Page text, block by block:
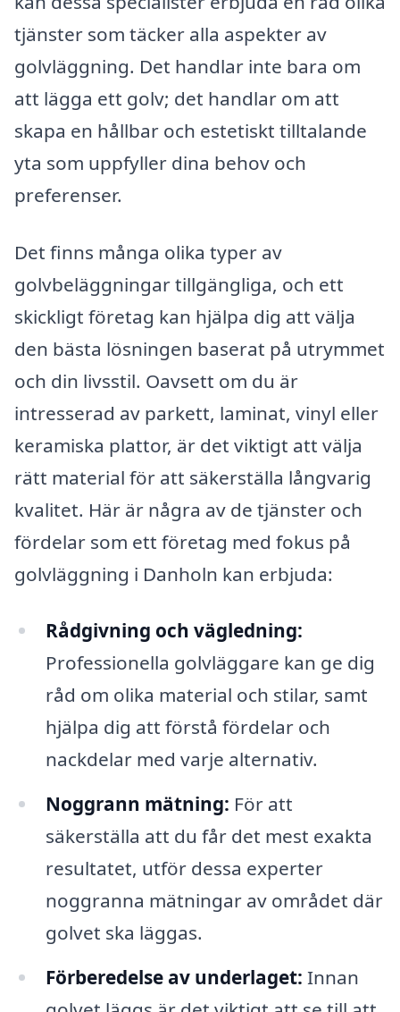
tjänster som täcker alla aspekter av
golvläggning. Det handlar inte bara om
att lägga ett golv; det handlar om att
skapa en hållbar och estetiskt tilltalande
yta som uppfyller dina behov och
preferenser.
Det finns många olika typer av
golvbeläggningar tillgängliga, och ett
skickligt företag kan hjälpa dig att välja
den bästa lösningen baserat på utrymmet
och din livsstil. Oavsett om du är
intresserad av parkett, laminat, vinyl eller
keramiska plattor, är det viktigt att välja
rätt material för att säkerställa långvarig
kvalitet. Här är några av de tjänster och
fördelar som ett företag med fokus på
golvläggning i Danholn kan erbjuda:
Rådgivning och vägledning:
Professionella golvläggare kan ge dig
råd om olika material och stilar, samt
hjälpa dig att förstå fördelar och
nackdelar med varje alternativ.
Noggrann mätning: För att
säkerställa att du får det mest exakta
resultatet, utför dessa experter
noggranna mätningar av området där
golvet ska läggas.
Förberedelse av underlaget: Innan